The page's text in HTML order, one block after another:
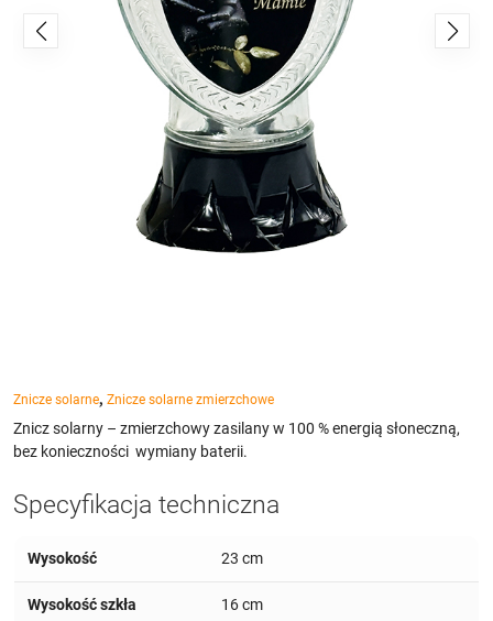
Znicze solarne, Znicze solarne zmierzchowe
Znicz solarny – zmierzchowy zasilany w 100 % energią słoneczną,
bez konieczności wymiany baterii.
Specyfikacja techniczna
Wysokość 23 cm
Wysokość szkła 16 cm